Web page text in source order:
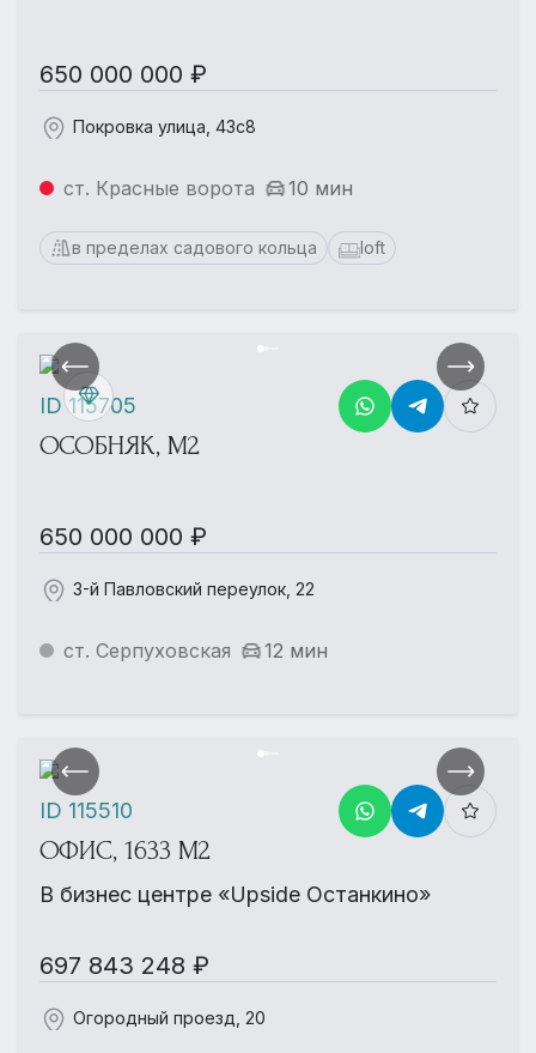
650 000 000 ₽
Покровка улица, 43с8
ст. Красные ворота 10 мин
в пределах садового кольца loft
ОСОБНЯК, М2
650 000 000 ₽
3-й Павловский переулок, 22
ст. Серпуховская 12 мин
ID 115705
ОФИС, 1633 М2
В бизнес центре «Upside Останкино»
697 843 248 ₽
Огородный проезд, 20
ID 115510